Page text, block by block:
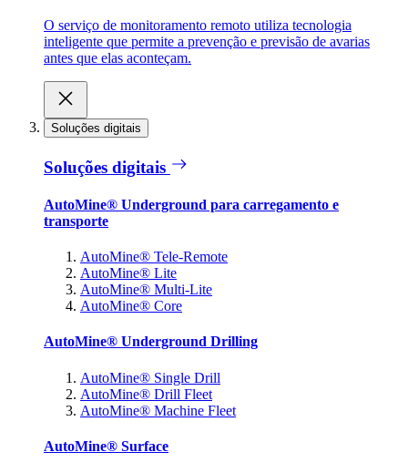
O serviço de monitoramento remoto utiliza tecnologia
inteligente que permite a prevenção e previsão de avarias
antes que elas aconteçam.
Soluções digitais
Soluções digitais
AutoMine® Underground para carregamento e
transporte
AutoMine® Tele-Remote
AutoMine® Lite
AutoMine® Multi-Lite
AutoMine® Core
AutoMine® Underground Drilling
AutoMine® Single Drill
AutoMine® Drill Fleet
AutoMine® Machine Fleet
AutoMine® Surface